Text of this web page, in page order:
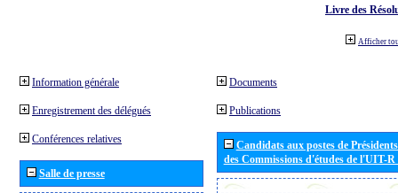
Livre des
Afficher
Information générale
Enregistrement des délégués
Conférences relatives
Salle de presse
Documents
Publications
Candidats aux postes de
des Commissions d'études de l'UIT-